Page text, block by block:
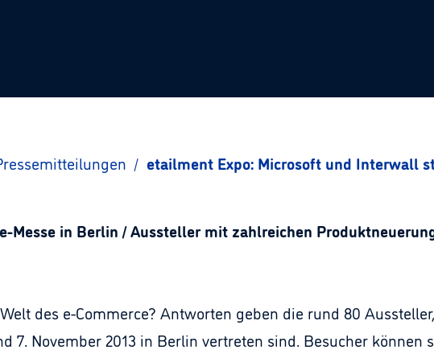
/ etailment Expo: Microsoft und Interwall
Messe in Berlin / Aussteller mit zahlreichen
des e-Commerce? Antworten geben die rund 80
7. November 2013 in Berlin vertreten sind. Besucher können